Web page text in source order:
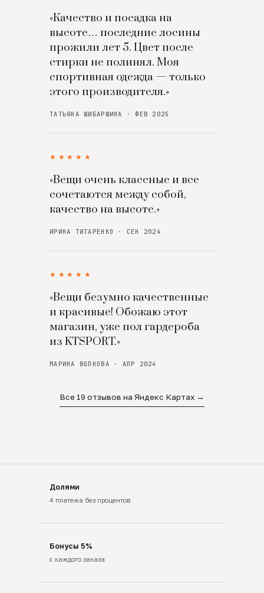
«Качество и посадка на
высоте… последние лосины
прожили лет 5. Цвет после
стирки не полинял. Моя
спортивная одежда — только
этого производителя.»
ТАТЬЯНА ШИБАРШИНА · ФЕВ 2025
★★★★★
«Вещи очень классные и все
сочетаются между собой,
качество на высоте.»
ИРИНА ТИТАРЕНКО · СЕН 2024
★★★★★
«Вещи безумно качественные
и красивые! Обожаю этот
магазин, уже пол гардероба
из KTSPORT.»
МАРИНА ВОЛКОВА · АПР 2024
Все 19 отзывов на Яндекс Картах →
Долями
4 платежа без процентов
Бонусы 5%
с каждого заказа